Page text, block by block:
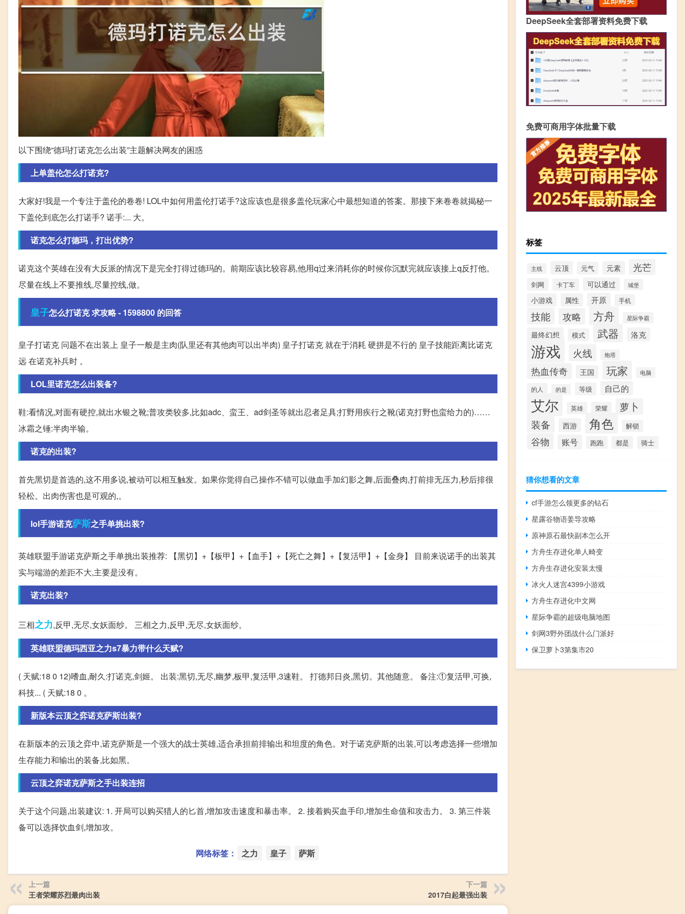
以下围绕“德玛打诺克怎么出装”主题解决网友的困惑
上单盖伦怎么打诺克?
大家好!我是一个专注于盖伦的卷卷! LOL中如何用盖伦打诺手?这应该也是很多盖伦玩家心中最想知道的答案。那接下来卷卷就揭秘一
下盖伦到底怎么打诺手? 诺手:... 大。
诺克怎么打德玛，打出优势?
诺克这个英雄在没有大反派的情况下是完全打得过德玛的。前期应该比较容易,他用q过来消耗你的时候你沉默完就应该接上q反打他。
尽量在线上不要推线,尽量控线,做。
皇子怎么打诺克 求攻略 - 1598800 的回答
皇子打诺克 问题不在出装上 皇子一般是主肉(队里还有其他肉可以出半肉) 皇子打诺克 就在于消耗 硬拼是不行的 皇子技能距离比诺克
远 在诺克补兵时 。
LOL里诺克怎么出装备?
鞋:看情况,对面有硬控,就出水银之靴;普攻类较多,比如adc、蛮王、ad剑圣等就出忍者足具;打野用疾行之靴(诺克打野也蛮给力的)……
冰霜之锤:半肉半输。
诺克的出装?
首先黑切是首选的,这不用多说,被动可以相互触发。如果你觉得自己操作不错可以做血手加幻影之舞,后面叠肉,打前排无压力,秒后排很
轻松。出肉伤害也是可观的,。
lol手游诺克萨斯之手单挑出装?
英雄联盟手游诺克萨斯之手单挑出装推荐: 【黑切】+【板甲】+【血手】+【死亡之舞】+【复活甲】+【金身】 目前来说诺手的出装其
实与端游的差距不大,主要是没有。
诺克出装?
三相之力,反甲,无尽,女妖面纱。 三相之力,反甲,无尽,女妖面纱。
英雄联盟德玛西亚之力s7暴力带什么天赋?
( 天赋:18 0 12)嗜血,耐久:打诺克,剑姬。 出装:黑切,无尽,幽梦,板甲,复活甲,3速鞋。 打德邦日炎,黑切。其他随意。 备注:①复活甲,可换,
科技... ( 天赋:18 0 。
新版本云顶之弈诺克萨斯出装?
在新版本的云顶之弈中,诺克萨斯是一个强大的战士英雄,适合承担前排输出和坦度的角色。对于诺克萨斯的出装,可以考虑选择一些增加
生存能力和输出的装备,比如黑。
云顶之弈诺克萨斯之手出装连招
关于这个问题,出装建议: 1. 开局可以购买猎人的匕首,增加攻击速度和暴击率。 2. 接着购买血手印,增加生命值和攻击力。 3. 第三件装
备可以选择饮血剑,增加攻。
网络标签： 之力 皇子 萨斯
上一篇
王者荣耀苏烈最肉出装
下一篇
2017白起最强出装
DeepSeek全套部署资料免费下载
免费可商用字体批量下载
标签
主线 云顶 元气 元素 光芒
剑网 卡丁车 可以通过 城堡
小游戏 属性 开原 手机
技能 攻略 方舟 星际争霸
最终幻想 模式 武器 洛克
游戏 火线 炮塔
热血传奇 王国 玩家 电脑
的人 的是 等级 自己的
艾尔 英雄 荣耀
萝卜
装备
西游 角色 解锁
谷物 账号 跑跑 都是 骑士
猜你想看的文章
cf手游怎么领更多的钻石
星露谷物语姜导攻略
原神原石最快副本怎么开
方舟生存进化单人畸变
方舟生存进化安装太慢
冰火人迷宫4399小游戏
方舟生存进化中文网
星际争霸的超级电脑地图
剑网3野外团战什么门派好
保卫萝卜3第集市20